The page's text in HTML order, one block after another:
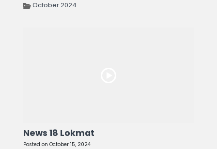
October 2024
News 18 Lokmat
Posted on October 15, 2024